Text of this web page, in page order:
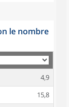
le nombre
4,9
15,8